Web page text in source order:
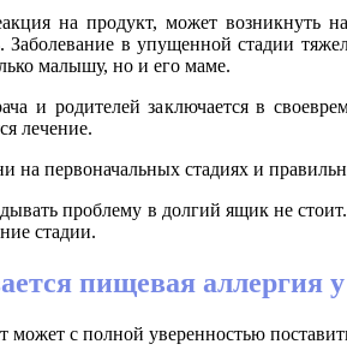
на продукт, может возникнуть
Заболевание в упущенной стадии
малышу, но и его маме.
и родителей заключается в
лечение.
на первоначальных стадиях и
проблему в долгий ящик не
стадии.
пищевая аллергия у
может с полной уверенностью